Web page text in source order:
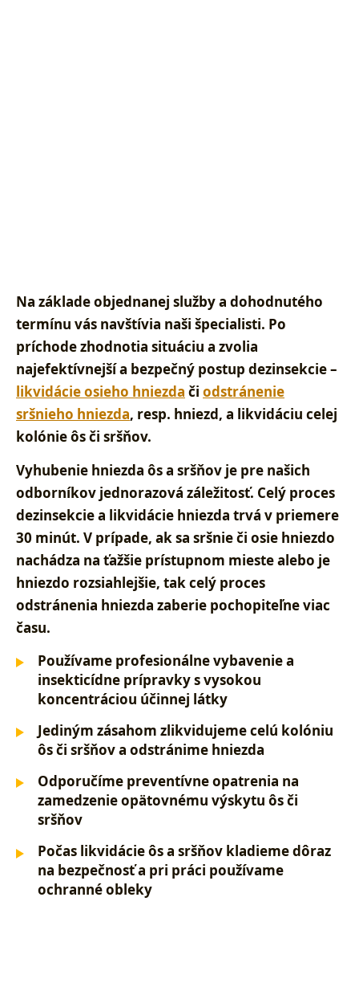
Na základe objednanej služby a dohodnutého
termínu vás navštívia naši špecialisti. Po
príchode zhodnotia situáciu a zvolia
najefektívnejší a bezpečný postup dezinsekcie –
likvidácie osieho hniezda či odstránenie
sršnieho hniezda, resp. hniezd, a likvidáciu celej
kolónie ôs či sršňov.
Vyhubenie hniezda ôs a sršňov je pre našich
odborníkov jednorazová záležitosť. Celý proces
dezinsekcie a likvidácie hniezda trvá v priemere
30 minút. V prípade, ak sa sršnie či osie hniezdo
nachádza na ťažšie prístupnom mieste alebo je
hniezdo rozsiahlejšie, tak celý proces
odstránenia hniezda zaberie pochopiteľne viac
času.
Používame profesionálne vybavenie a
insekticídne prípravky s vysokou
koncentráciou účinnej látky
Jediným zásahom zlikvidujeme celú kolóniu
ôs či sršňov a odstránime hniezda
Odporučíme preventívne opatrenia na
zamedzenie opätovnému výskytu ôs či
sršňov
Počas likvidácie ôs a sršňov kladieme dôraz
na bezpečnosť a pri práci používame
ochranné obleky